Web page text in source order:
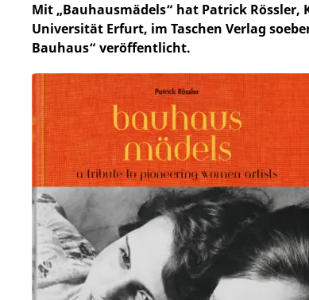
Mit „Bauhausmädels“ hat Patrick
Universität Erfurt, im Taschen Verlag
Bauhaus“ veröffentlicht.